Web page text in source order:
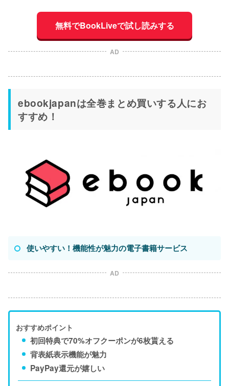
無料でBookLiveで試し読みする
AD
ebookjapanは全巻まとめ買いする人にお
すすめ！
使いやすい！機能性が魅力の電子書籍サービス
AD
おすすめポイント
初回特典で70%オフクーポンが6枚貰える
背表紙表示機能が魅力
PayPay還元が嬉しい